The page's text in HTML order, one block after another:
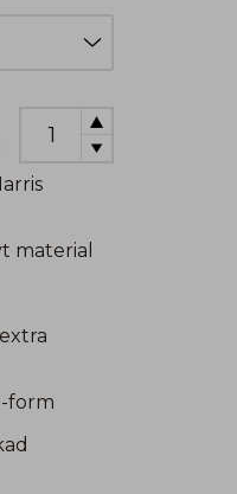
material
form